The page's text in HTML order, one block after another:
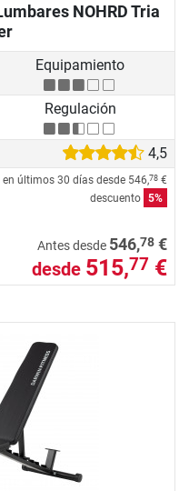
NOHRD Tria
Equipamiento
Regulación
4,5
en últimos 30 días desde 546,78 €
descuento 5%
Antes desde 546,78 €
desde 515,77 €